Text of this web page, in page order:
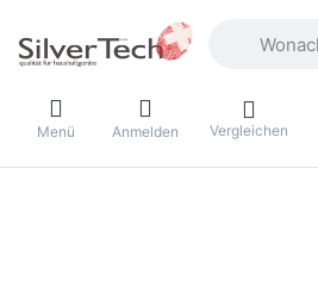
Menü Anmelden Vergleichen